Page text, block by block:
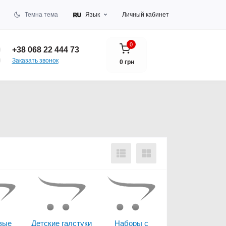
Темна тема Язык Личный кабинет
+38 068 22 444 73
Заказать звонок
0
0 грн
Детские галстуки Наборы с